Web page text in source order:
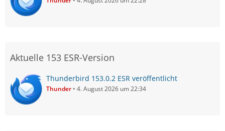
Aktuelle 153 ESR-Version
Thunderbird 153.0.2 ESR veröffentlicht
Thunder 4. August 2026 um 22:34